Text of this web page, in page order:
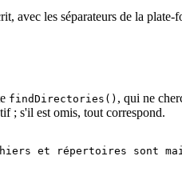
avec les séparateurs de la
findDirectories() , qui ne
; s'il est omis, tout correspond.